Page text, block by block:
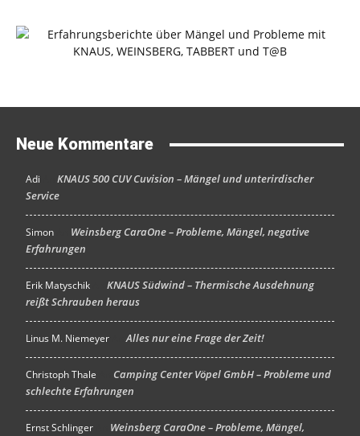
Neue Kommentare
Adi
KNAUS 500 CUV Cuvision – Mängel und unterirdischer
Service
Simon
Weinsberg CaraOne – Probleme, Mängel, negative
Erfahrungen
Erik Matyschik
KNAUS Südwind – Thermische Ausdehnung
reißt Schrauben heraus
Linus M. Niemeyer AnAlles nur eine Frage der Zeit!
Christoph Thale
Camping Center Vöpel GmbH – Probleme und
schlechte Erfahrungen
Ernst Schlinger
Weinsberg CaraOne – Probleme, Mängel,